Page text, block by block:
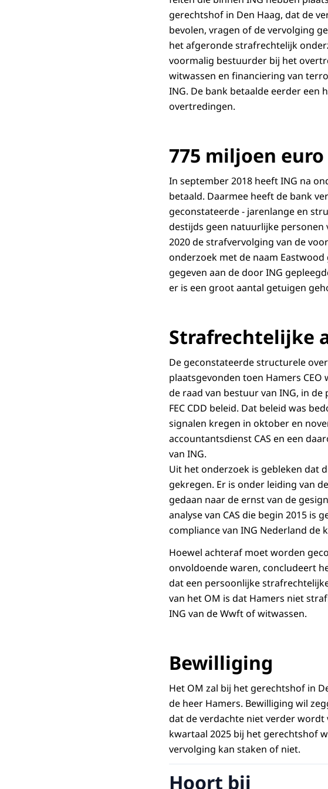
gerechtshof in Den Haag, dat de
bevolen, vragen of de vervolging
het afgeronde strafrechtelijk
voormalig bestuurder bij het
witwassen en financiering van
ING. De bank betaalde eerder een
overtredingen.
775 miljoen euro
In september 2018 heeft ING na
betaald. Daarmee heeft de bank
geconstateerde - jarenlange en
destijds geen natuurlijke personen
2020 de strafvervolging van de
onderzoek met de naam
gegeven aan de door ING
er is een groot aantal getuigen
Strafrechtelijke
De geconstateerde structurele
plaatsgevonden toen Hamers
de raad van bestuur van ING, in
FEC CDD beleid. Dat beleid was
signalen kregen in oktober en
accountantsdienst CAS en een
van ING.
Uit het onderzoek is gebleken dat
gekregen. Er is onder leiding van
gedaan naar de ernst van de
analyse van CAS die begin 2015 is
compliance van ING Nederland de
Hoewel achteraf moet worden
onvoldoende waren, concludeert
dat een persoonlijke
van het OM is dat Hamers niet
ING van de Wwft of witwassen.
Bewilliging
Het OM zal bij het gerechtshof in
de heer Hamers. Bewilliging wil
dat de verdachte niet verder
kwartaal 2025 bij het gerechtshof
vervolging kan staken of niet.
Hoort bij